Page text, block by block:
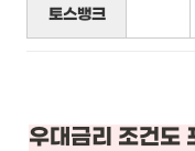
토스뱅크